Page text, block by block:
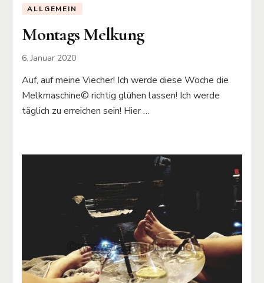
ALLGEMEIN
Montags Melkung
6. Januar 2020
Auf, auf meine Viecher! Ich werde diese Woche die
Melkmaschine©️ richtig glühen lassen! Ich werde
täglich zu erreichen sein! Hier …